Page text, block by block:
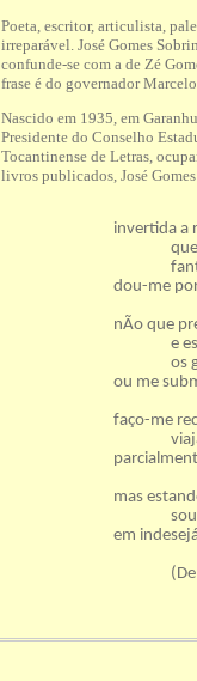
Poeta, escritor, articulista,
irreparável. José Gomes
confunde-se com a de Zé
frase é do governador
Nascido em 1935, em
Presidente do Conselho
Tocantinense de Letras,
livros publicados, José
invertida a
que me
dou-me
nÃo que
e
os
ou me
faço-me
mas
sou
em
(De